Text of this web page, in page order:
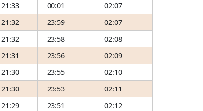
21:33 00:01
02:07
21:32 23:59
02:07
21:32 23:58
02:08
21:31 23:56
02:09
21:30 23:55
02:10
21:30 23:53
02:11
21:29 23:51
02:12